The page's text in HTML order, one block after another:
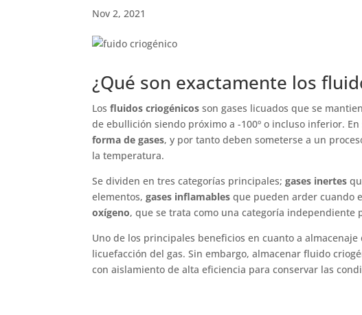
Nov 2, 2021
¿Qué son exactamente los
Losfluidos criogénicos son gases licuados que se
de ebullición siendo próximo a -100º o incluso inferior.
forma de gases, y por tanto deben someterse a un
la temperatura.
Se dividen en tres categorías principales;gases inertes
elementos,gases inflamables que pueden arder cuando
oxígeno, que se trata como una categoría
Uno de los principales beneficios en cuanto a almacenaje
licuefacción del gas. Sin embargo, almacenar fluido
con aislamiento de alta eficiencia para conservar las